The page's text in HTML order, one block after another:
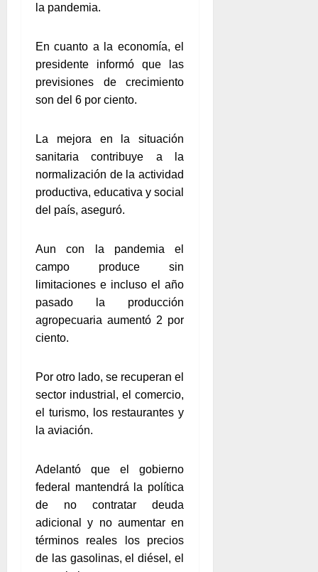
la pandemia.
En cuanto a la economía, el
presidente informó que las
previsiones de crecimiento
son del 6 por ciento.
La mejora en la situación
sanitaria contribuye a la
normalización de la actividad
productiva, educativa y social
del país, aseguró.
Aun con la pandemia el
campo produce sin
limitaciones e incluso el año
pasado la producción
agropecuaria aumentó 2 por
ciento.
Por otro lado, se recuperan el
sector industrial, el comercio,
el turismo, los restaurantes y
la aviación.
Adelantó que el gobierno
federal mantendrá la política
de no contratar deuda
adicional y no aumentar en
términos reales los precios
de las gasolinas, el diésel, el